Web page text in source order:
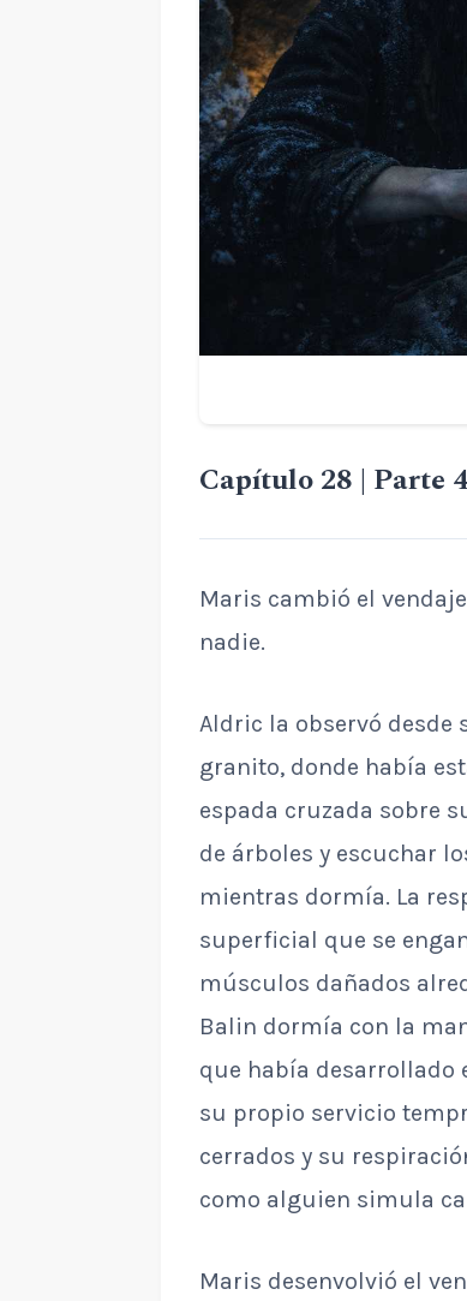
Capítulo 28 | Parte
Maris cambió el
nadie.
Aldric la observó
granito, donde había
espada cruzada sobre
de árboles y escuchar
mientras dormía. La
superficial que se
músculos dañados
Balin dormía con la
que había desarrollado
su propio servicio
cerrados y su
como alguien simula
Maris desenvolvió el